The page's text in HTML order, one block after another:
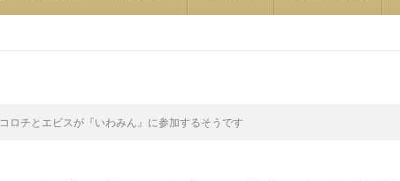
コロチとエビスが『いわみん』に参加するそうです